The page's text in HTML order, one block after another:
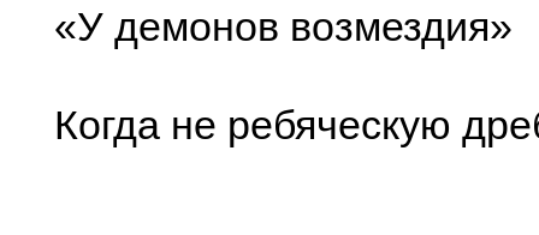
«У демонов возмездия»
Когда не ребяческую